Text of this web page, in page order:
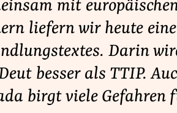
mit
liefern wir heute
Darin
besser als TTIP.
birgt viele Gefahren